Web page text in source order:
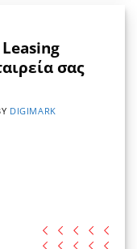
Leasing
σας
DIGIMARK